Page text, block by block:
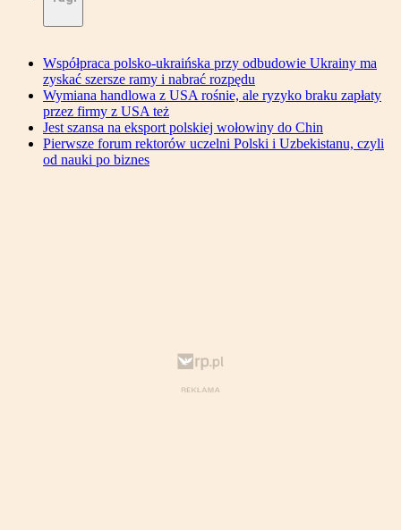
Współpraca polsko-ukraińska przy odbudowie Ukrainy ma
zyskać szersze ramy i nabrać rozpędu
Wymiana handlowa z USA rośnie, ale ryzyko braku zapłaty
przez firmy z USA też
Jest szansa na eksport polskiej wołowiny do Chin
Pierwsze forum rektorów uczelni Polski i Uzbekistanu, czyli
od nauki po biznes